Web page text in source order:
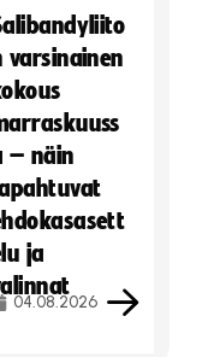
varsinainen
– näin
ja
04.08.2026